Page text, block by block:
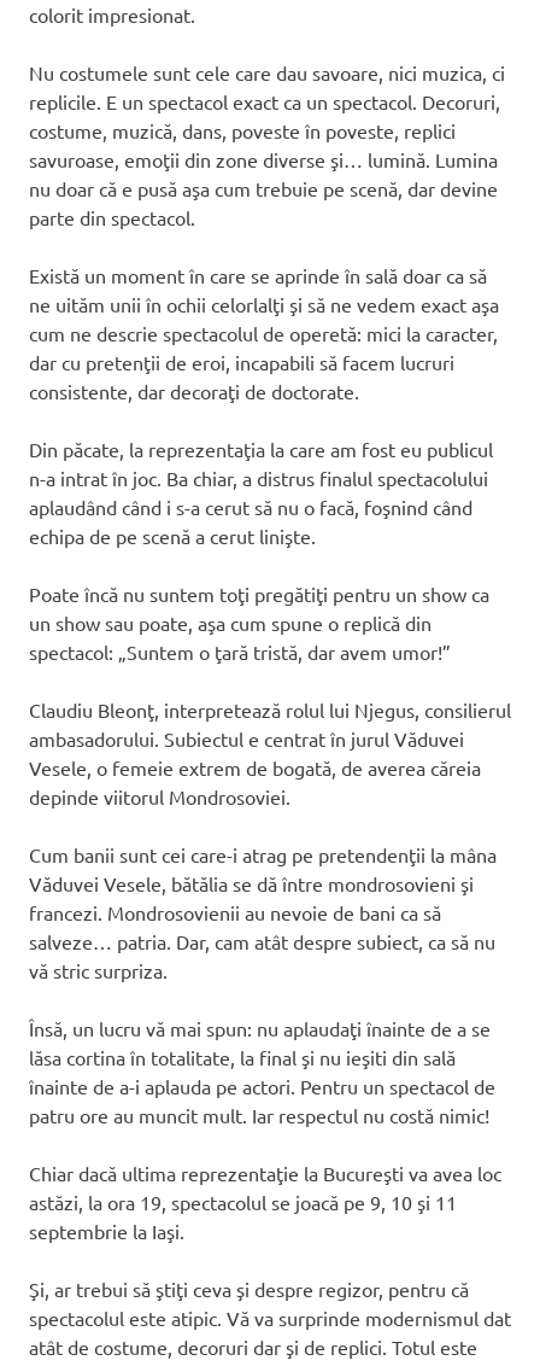
colorit impresionat.
Nu costumele sunt cele care dau savoare, nici muzica, ci
replicile. E un spectacol exact ca un spectacol. Decoruri,
costume, muzică, dans, poveste în poveste, replici
savuroase, emoţii din zone diverse şi… lumină. Lumina
nu doar că e pusă aşa cum trebuie pe scenă, dar devine
parte din spectacol.
Există un moment în care se aprinde în sală doar ca să
ne uităm unii în ochii celorlalţi şi să ne vedem exact aşa
cum ne descrie spectacolul de operetă: mici la caracter,
dar cu pretenţii de eroi, incapabili să facem lucruri
consistente, dar decoraţi de doctorate.
Din păcate, la reprezentaţia la care am fost eu publicul
n-a intrat în joc. Ba chiar, a distrus finalul spectacolului
aplaudând când i s-a cerut să nu o facă, foşnind când
echipa de pe scenă a cerut linişte.
Poate încă nu suntem toţi pregătiţi pentru un show ca
un show sau poate, aşa cum spune o replică din
spectacol: „Suntem o ţară tristă, dar avem umor!”
Claudiu Bleonţ, interpretează rolul lui Njegus, consilierul
ambasadorului. Subiectul e centrat în jurul Văduvei
Vesele, o femeie extrem de bogată, de averea căreia
depinde viitorul Mondrosoviei.
Cum banii sunt cei care-i atrag pe pretendenţii la mâna
Văduvei Vesele, bătălia se dă între mondrosovieni şi
francezi. Mondrosovienii au nevoie de bani ca să
salveze… patria. Dar, cam atât despre subiect, ca să nu
vă stric surpriza.
Însă, un lucru vă mai spun: nu aplaudaţi înainte de a se
lăsa cortina în totalitate, la final şi nu ieşiti din sală
înainte de a-i aplauda pe actori. Pentru un spectacol de
patru ore au muncit mult. Iar respectul nu costă nimic!
Chiar dacă ultima reprezentaţie la Bucureşti va avea loc
astăzi, la ora 19, spectacolul se joacă pe 9, 10 şi 11
septembrie la Iaşi.
Şi, ar trebui să ştiţi ceva şi despre regizor, pentru că
spectacolul este atipic. Vă va surprinde modernismul dat
atât de costume, decoruri dar şi de replici. Totul este